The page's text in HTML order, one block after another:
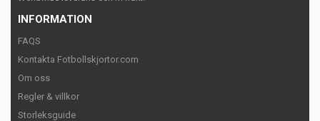
INFORMATION
FAQS
Kontakta Fotbollskjortor.com
Om oss
Regler & villkor
Storleksguide